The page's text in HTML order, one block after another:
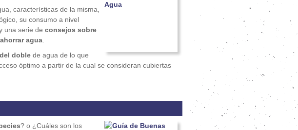
características de la misma,
su consumo a nivel
una serie de consejos sobre
agua
doble de agua de lo que
óptimo a partir de la cual se consideran cubiertas
? o ¿Cuáles son los